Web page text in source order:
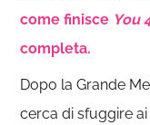
come finisce You
completa.
Dopo la Grande
cerca di sfuggire